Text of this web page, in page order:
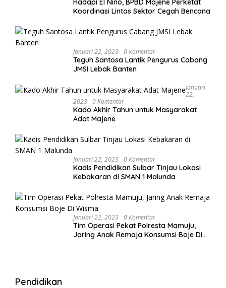
Hadapi El Nino, BPBD Majene Perketat
Koordinasi Lintas Sektor Cegah Bencana
Januari 22, 2023 0 Komentar
Teguh Santosa Lantik Pengurus Cabang
JMSI Lebak Banten
Januari
22,
2023 0 Komentar
Kado Akhir Tahun untuk Masyarakat
Adat Majene
Januari 22, 2023 0 Komentar
Kadis Pendidikan Sulbar Tinjau Lokasi
Kebakaran di SMAN 1 Malunda
Januari 22, 2023 0 Komentar
Tim Operasi Pekat Polresta Mamuju,
Jaring Anak Remaja Konsumsi Boje Di
Pendidikan